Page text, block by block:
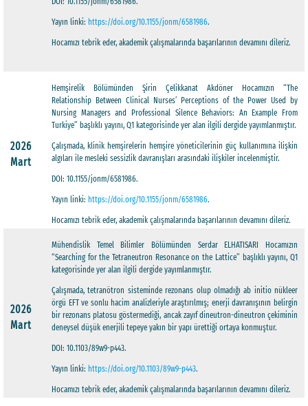
Yayın linki: https://doi.org/10.1155/jonm/6581986.
Hocamızı tebrik eder, akademik çalışmalarında başarılarının devamını dileriz.
2026
Mart
Hemşirelik Bölümünden Şirin Çelikkanat Akdöner Hocamızın “The
Relationship Between Clinical Nurses’ Perceptions of the Power Used by
Nursing Managers and Professional Silence Behaviors: An Example From
Turkiye” başlıklı yayını, Q1 kategorisinde yer alan ilgili dergide yayımlanmıştır.
Çalışmada, klinik hemşirelerin hemşire yöneticilerinin güç kullanımına ilişkin
algıları ile mesleki sessizlik davranışları arasındaki ilişkiler incelenmiştir.
DOI: 10.1155/jonm/6581986.
Yayın linki: https://doi.org/10.1155/jonm/6581986.
Hocamızı tebrik eder, akademik çalışmalarında başarılarının devamını dileriz.
2026
Mart
Mühendislik Temel Bilimler Bölümünden Serdar ELHATISARI Hocamızın
“Searching for the Tetraneutron Resonance on the Lattice” başlıklı yayını, Q1
kategorisinde yer alan ilgili dergide yayımlanmıştır.
Çalışmada, tetranötron sisteminde rezonans olup olmadığı ab initio nükleer
örgü EFT ve sonlu hacim analizleriyle araştırılmış; enerji davranışının belirgin
bir rezonans platosu göstermediği, ancak zayıf dineutron-dineutron çekiminin
deneysel düşük enerjili tepeye yakın bir yapı ürettiği ortaya konmuştur.
DOI: 10.1103/89w9-p443.
Yayın linki: https://doi.org/10.1103/89w9-p443.
Hocamızı tebrik eder, akademik çalışmalarında başarılarının devamını dileriz.